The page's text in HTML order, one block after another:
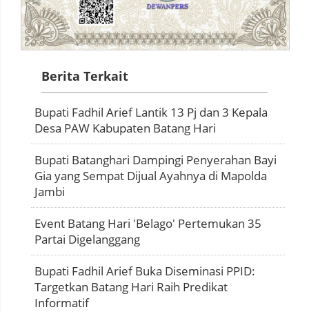
Berita Terkait
Bupati Fadhil Arief Lantik 13 Pj dan 3 Kepala
Desa PAW Kabupaten Batang Hari
Bupati Batanghari Dampingi Penyerahan Bayi
Gia yang Sempat Dijual Ayahnya di Mapolda
Jambi
Event Batang Hari 'Belago' Pertemukan 35
Partai Digelanggang
Bupati Fadhil Arief Buka Diseminasi PPID:
Targetkan Batang Hari Raih Predikat
Informatif